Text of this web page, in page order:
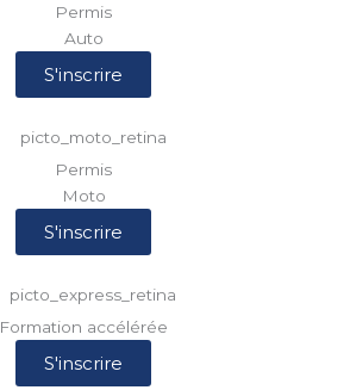
Permis
Auto
S'inscrire
Permis
Moto
S'inscrire
Formation accélérée
S'inscrire